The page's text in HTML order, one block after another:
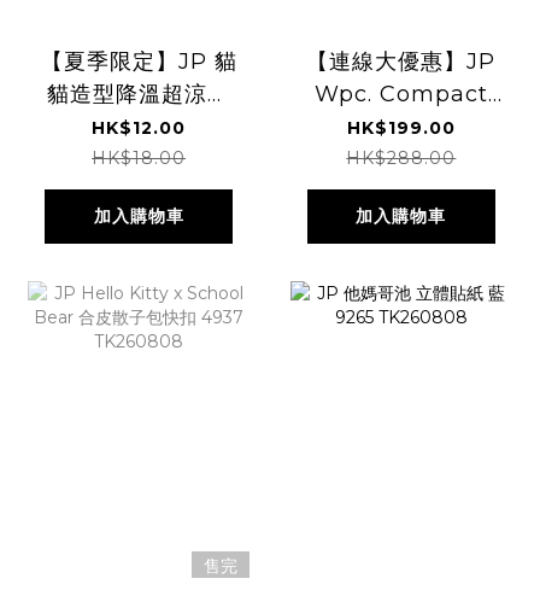
【夏季限定】JP 貓
貓造型降溫超涼感
眼罩 4517
TK260808
HK$12.00
HK$18.00
加入購物車
【連線大優惠】JP
Wpc. Compact
輕量UV降溫遮
53cm 4537
TK260808
HK$199.00
HK$288.00
加入購物車
售完